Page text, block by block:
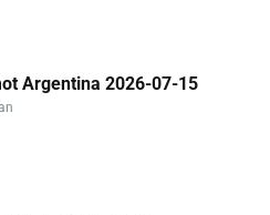
Argentina 2026-07-15